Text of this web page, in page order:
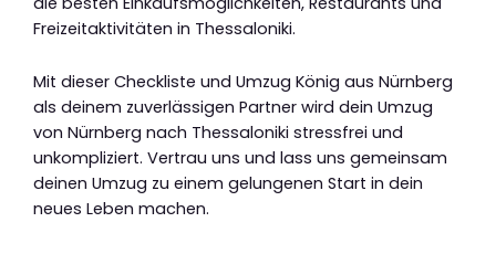
Freizeitaktivitäten in Thessaloniki.
Mit dieser Checkliste und Umzug König aus Nürnberg
als deinem zuverlässigen Partner wird dein Umzug
von Nürnberg nach Thessaloniki stressfrei und
unkompliziert. Vertrau uns und lass uns gemeinsam
deinen Umzug zu einem gelungenen Start in dein
neues Leben machen.